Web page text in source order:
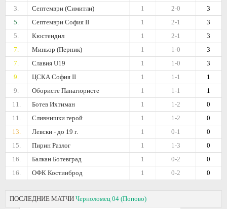
3.
Септември (Симитли) 3
2-0
1
5.
Септември София II 3
2-1
1
5.
Кюстендил 3
2-1
1
7.
Миньор (Перник) 3
1-0
1
7.
Славия U19 3
1-0
1
9.
ЦСКА София II 1
1-1
1
9.
Обористе Панагюристе 1
1-1
1
11.
Ботев Ихтиман 0
1-2
1
11.
Сливнишки герой 0
1-2
1
13.
Левски - дo 19 г. 0
0-1
1
15.
Пирин Разлог 0
1-3
1
16.
Балкан Ботевград 0
0-2
1
16.
ОФК Костинброд 0
0-2
1
ПОСЛЕДНИЕ МАТЧИ Черноломец 04 (Попово)